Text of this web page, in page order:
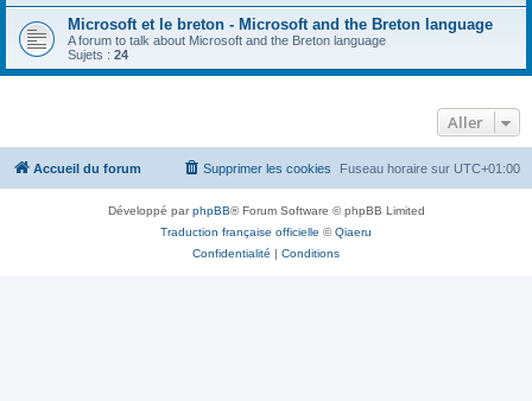
Microsoft et le breton - Microsoft and the Breton language
A forum to talk about Microsoft and the Breton language
Sujets : 24
Aller
Accueil du forum Fuseau horaire sur UTC+01:00
Supprimer les cookies
Développé parphpBB® Forum Software © phpBB Limited
Traduction française officielle ©Qiaeru
Confidentialité | Conditions